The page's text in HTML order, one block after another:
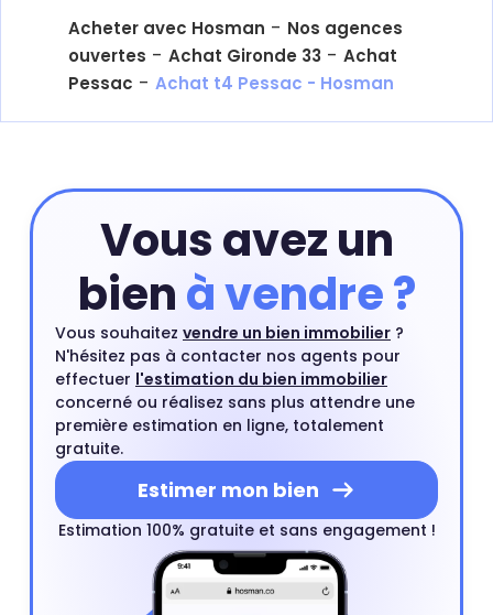
Acheter avec Hosman - Nos agences
ouvertes - Achat Gironde 33 - Achat
Pessac - Achat t4 Pessac - Hosman
Vous avez un
bienà vendre ?
Vous souhaitez vendre un bien immobilier ?
N'hésitez pas à contacter nos agents pour
effectuer l'estimation du bien immobilier
concerné ou réalisez sans plus attendre une
première estimation en ligne, totalement
gratuite.
Estimer mon bien
Estimation 100% gratuite et sans engagement !